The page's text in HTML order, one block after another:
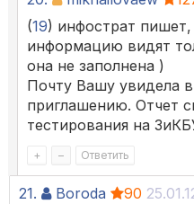
(19) инфострат
информацию видят
она не заполнена )
Почту Вашу увидела
приглашению. Отчет
тестирования на
+ – Ответить
21. Boroda 90